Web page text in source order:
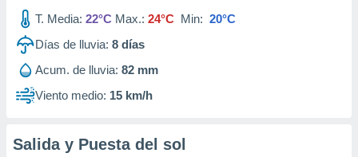
de
1199
T. Media: 22°C Max.: 24°C Min: 20°C
Días de lluvia: 8 días
Acum. de lluvia: 82 mm
Viento medio: 15 km/h
Salida y Puesta del sol